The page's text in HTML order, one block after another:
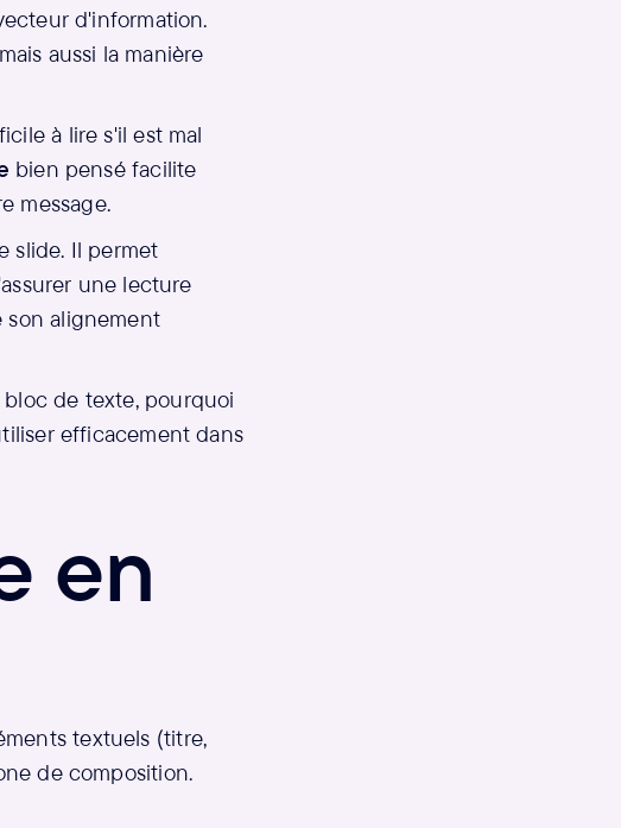
d'information.
aussi la manière
à lire s'il est mal
bien pensé facilite
message.
slide. Il permet
une lecture
son alignement
de texte, pourquoi
efficacement dans
en
textuels (titre,
de composition.